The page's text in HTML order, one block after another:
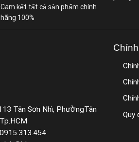
Cam kết tất cả sản phẩm chính
hãng 100%
Tân Sơn Nhì, PhườngTân
0915.313.454
Quy